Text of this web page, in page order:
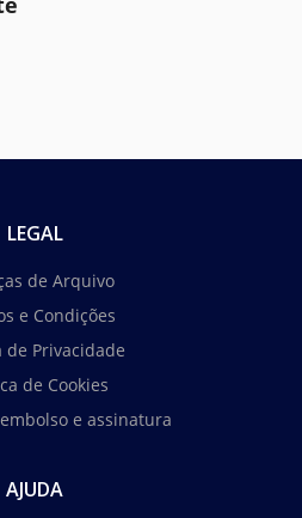
LEGAL
de Arquivo
e Condições
de Privacidade
de Cookies
e assinatura
AJUDA